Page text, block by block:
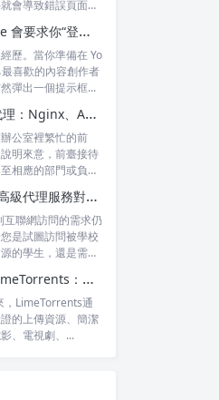
會導致錯誤頁面的
為什麼 YouTube 會要求你“登錄以確認你不是機器人”？
歷。當你準備在 Yo
喜歡的內容創作者
彈出一個提示框...
如何設置反向代理：Nginx、Apache 和 HAProxy 詳解
公室裡繁忙的前
明來意，前臺接待
相應的部門或負責
4everproxy 與高級代理服務對比：速度、隱私和可靠性的比較
聯網訪問的需求仍
是試圖訪問被學校
的學生，還是需要
如何安全訪問LimeTorrents：使用家庭代理繞過封鎖
，LimeTorrents通
的上傳資源、簡潔
、電視劇、...